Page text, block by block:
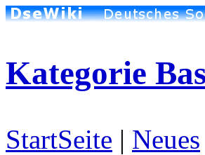
Kategorie
StartSeite | Neues